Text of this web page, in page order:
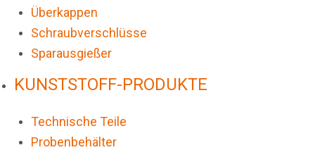
Überkappen
Schraubverschlüsse
Sparausgießer
KUNSTSTOFF-PRODUKTE
Technische Teile
Probenbehälter